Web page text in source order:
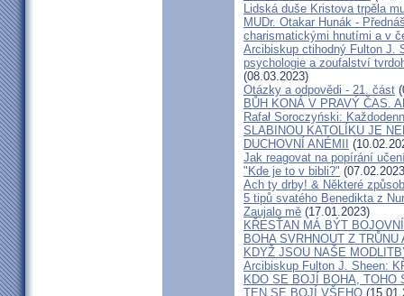
Lidská duše Kristova trpěla
MUDr. Otakar Hunák -
charismatickými hnutími a v
Arcibiskup ctihodný Fulton J.
psychologie a zoufalství
(08.03.2023)
Otázky a odpovědi - 21. část
BŮH KONÁ V PRAVÝ ČAS.
Rafał Soroczyński:
SLABINOU KATOLÍKU JE
DUCHOVNÍ ANÉMII
Jak reagovat na popírání
"Kde je to v bibli?"
Ach ty drby! & Některé
5 tipů svatého Benedikta z
Zaujalo mě (17.01.2023)
KŘESŤAN MÁ BÝT
BOHA SVRHNOUT Z
KDYŽ JSOU NAŠE
Arcibiskup Fulton J. Sheen:
KDO SE BOJÍ BOHA, TOHO
TEN SE BOJÍ VŠEHO